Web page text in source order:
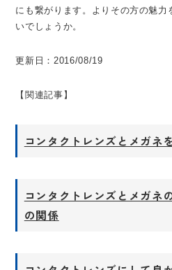
にも繋がります。よりその方の魅力
いでしょうか。
更新日：2016/08/19
【関連記事】
コンタクトレンズとメガネ
コンタクトレンズとメガネ
の関係